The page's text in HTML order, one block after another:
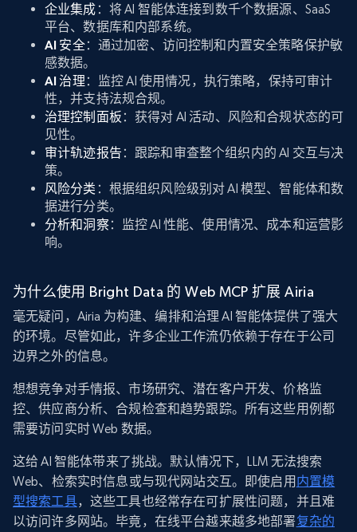
企业集成 ：将 AI 智能体连接到数千个数据源、SaaS
平台、数据库和内部系统。
AI 安全：通过加密、访问控制和内置安全策略保护敏
感数据。
AI 治理 ：监控 AI 使用情况，执行策略，保持可审计
性，并支持法规合规。
治理控制面板 ：获得对 AI 活动、风险和合规状态的可
见性。
审计轨迹报告 ：跟踪和审查整个组织内的 AI 交互与决
策。
风险分类 ：根据组织风险级别对 AI 模型、智能体和数
据进行分类。
分析和洞察：监控 AI 性能、使用情况、成本和运营影
响。
为什么使用 Bright Data 的 Web MCP 扩展 Airia
毫无疑问，Airia 为构建、编排和治理 AI 智能体提供了强大
的环境。尽管如此，许多企业工作流仍依赖于存在于公司
边界之外的信息。
想想竞争对手情报、市场研究、潜在客户开发、价格监
控、供应商分析、合规检查和趋势跟踪。所有这些用例都
需要访问实时 Web 数据。
这给 AI 智能体带来了挑战。默认情况下，LLM 无法搜索
Web、检索实时信息或与现代网站交互。即使启用 内置模
型搜索工具，这些工具也经常存在可扩展性问题，并且难
以访问许多网站。毕竟，在线平台越来越多地部署复杂的